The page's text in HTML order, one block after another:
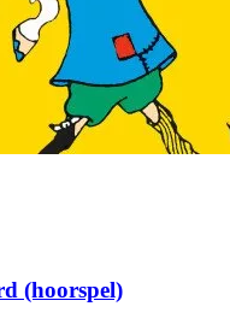
(hoorspel)